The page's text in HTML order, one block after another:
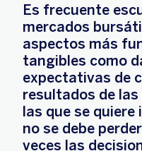
Es frecuente
mercados
aspectos más
tangibles como
expectativas de
resultados de
las que se quiere
no se debe
veces las